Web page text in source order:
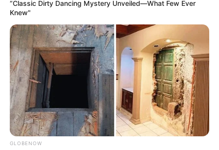
MANTÉNGASE EN ALERTA
Tenemos todas las noticias que le
interesan. Para estar bien informado, por
favor, active las notificaciones de Alerta.
ACTIVAR AHORA
TEMAS DESTACADOS
“Classic Dirty Dancing Mystery Unveiled—What Few Ever
Knew"
GLOBENOW